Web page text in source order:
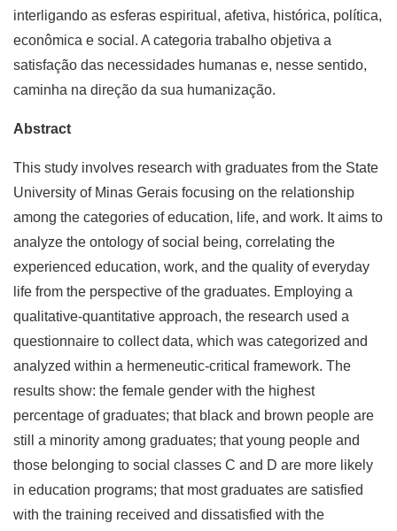
interligando as esferas espiritual, afetiva, histórica, política,
econômica e social. A categoria trabalho objetiva a
satisfação das necessidades humanas e, nesse sentido,
caminha na direção da sua humanização.
Abstract
This study involves research with graduates from the State
University of Minas Gerais focusing on the relationship
among the categories of education, life, and work. It aims to
analyze the ontology of social being, correlating the
experienced education, work, and the quality of everyday
life from the perspective of the graduates. Employing a
qualitative-quantitative approach, the research used a
questionnaire to collect data, which was categorized and
analyzed within a hermeneutic-critical framework. The
results show: the female gender with the highest
percentage of graduates; that black and brown people are
still a minority among graduates; that young people and
those belonging to social classes C and D are more likely
in education programs; that most graduates are satisfied
with the training received and dissatisfied with the